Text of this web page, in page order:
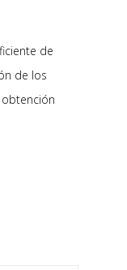
de
de los